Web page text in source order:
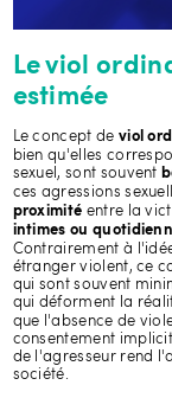
Le viol
estimée
Le concept de viol
bien qu'elles
sexuel, sont souvent
ces agressions
proximité entre la
intimes ou
Contrairement à
étranger violent, ce
qui sont souvent
qui déforment la
que l'absence de
consentement
de l'agresseur rend
société.